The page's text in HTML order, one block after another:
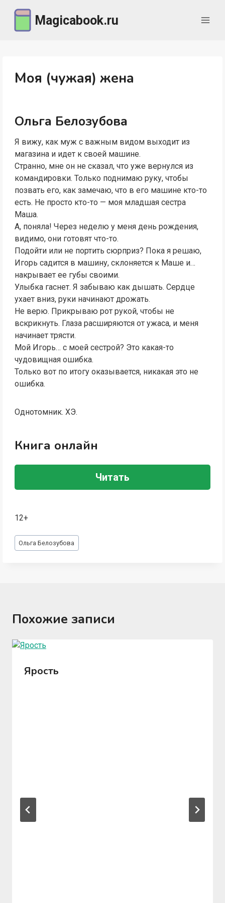
содержимому
Magicabook.ru
Моя (чужая) жена
Ольга Белозубова
Я вижу, как муж с важным видом выходит из
магазина и идет к своей машине.
Странно, мне он не сказал, что уже вернулся из
командировки. Только поднимаю руку, чтобы
позвать его, как замечаю, что в его машине кто-то
есть. Не просто кто-то — моя младшая сестра
Маша.
А, поняла! Через неделю у меня день рождения,
видимо, они готовят что-то.
Подойти или не портить сюрприз? Пока я решаю,
Игорь садится в машину, склоняется к Маше и…
накрывает ее губы своими.
Улыбка гаснет. Я забываю как дышать. Сердце
ухает вниз, руки начинают дрожать.
Не верю. Прикрываю рот рукой, чтобы не
вскрикнуть. Глаза расширяются от ужаса, и меня
начинает трясти.
Мой Игорь… с моей сестрой? Это какая-то
чудовищная ошибка.
Только вот по итогу оказывается, никакая это не
ошибка.
Однотомник. ХЭ.
Книга онлайн
Читать
12+
Метки
записи:
Ольга Белозубова
Похожие записи
Ярость